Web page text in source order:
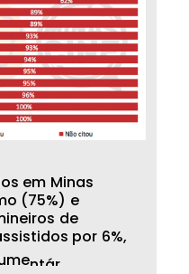
os em Minas
o (75%) e
ineiros de
ssistidos por 6%,
me t á